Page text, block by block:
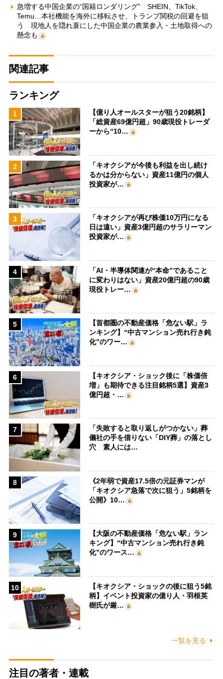
急増する中国企業の“国籍ロンダリング” SHEIN、TikTok、
Temu…本社機能を海外に移転させ、トランプ関税の回避を狙
う 現地人を隠れ蓑にした中国企業の農業参入・土地取得への
懸念も
関連記事
ランキング
1
【億り人オールスターが狙う20銘柄】
「総資産69億円超」90歳現役トレーダ
ーから“10…
2
「キオクシアが今後も利益を出し続け
るかは分からない」資産11億円の個人
投資家が…
3
「キオクシアが再び株価10万円になる
日は遠い」資産3億円超のサラリーマン
投資家が…
4
「AI・半導体関連が“本命”であること
に変わりはない」資産20億円超の90歳
現役トレー…
5
【首都圏の不動産価格「危ない駅」ラ
ンキング】“中古マンション売れ行き鈍
化”のワー…
6
【キオクシア・ショック後に「株価倍
増」も期待できる注目銘柄5選】資産3
億円超・…
7
「失敗すると取り返しがつかない」葬
儀社の手を借りない「DIY葬」の落とし
穴 素人には…
8
《2年弱で資産17.5倍の元証券マンが
「キオクシア急落で次に狙う」5銘柄を
公開》10…
9
【大阪の不動産価格「危ない駅」ラン
キング】“中古マンション売れ行き鈍
化”のワース…
10
【キオクシア・ショックの後に狙う5銘
柄】イベント投資家の億り人・羽根英
樹氏が厳…
一覧を見る
注目の著者・連載